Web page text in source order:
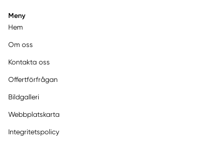
Meny
Hem
Om oss
Kontakta oss
Offertförfrågan
Bildgalleri
Webbplatskarta
Integritetspolicy